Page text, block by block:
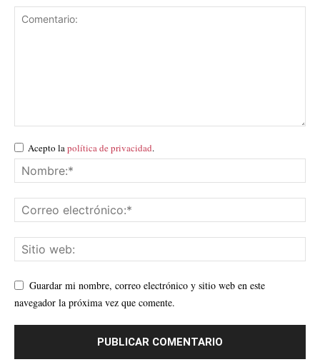
Acepto lapolítica de privacidad.
Guardar mi nombre, correo electrónico y sitio web en este
navegador la próxima vez que comente.